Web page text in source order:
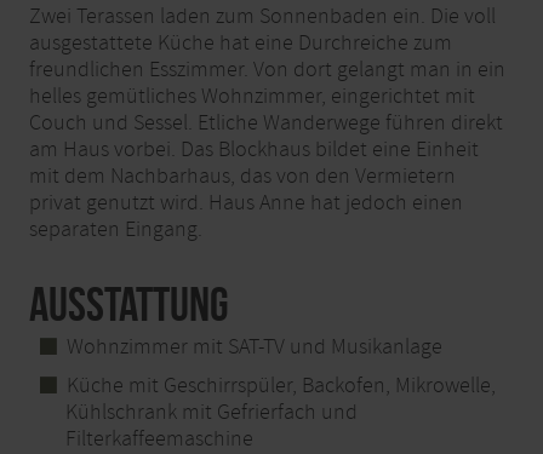
Zwei Terassen laden zum Sonnenbaden ein. Die voll
ausgestattete Küche hat eine Durchreiche zum
freundlichen Esszimmer. Von dort gelangt man in ein
helles gemütliches Wohnzimmer, eingerichtet mit
Couch und Sessel. Etliche Wanderwege führen direkt
am Haus vorbei. Das Blockhaus bildet eine Einheit
mit dem Nachbarhaus, das von den Vermietern
privat genutzt wird. Haus Anne hat jedoch einen
separaten Eingang.
Ausstattung
Wohnzimmer mit SAT-TV und Musikanlage
Küche mit Geschirrspüler, Backofen, Mikrowelle,
Kühlschrank mit Gefrierfach und
Filterkaffeemaschine